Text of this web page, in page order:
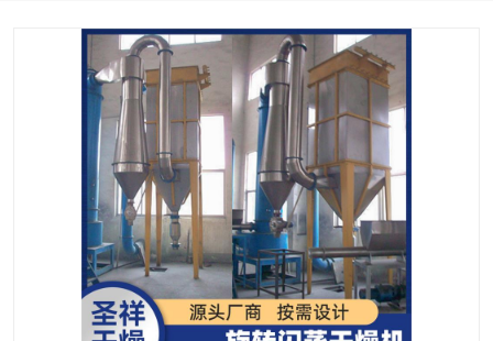
带式干燥机
单锥螺带真空干燥机 沸腾干燥机
方形圆形真空干燥机 真空耙式干燥机
热风循环烘箱 喷雾干燥机
振动流化床干燥机 盘式干燥机